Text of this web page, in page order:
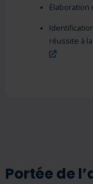
Élaboration
réussite à
(ce lien
Portée de